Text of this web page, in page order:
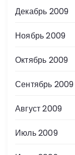
Декабрь 2009
Ноябрь 2009
Октябрь 2009
Сентябрь 2009
Август 2009
Июль 2009